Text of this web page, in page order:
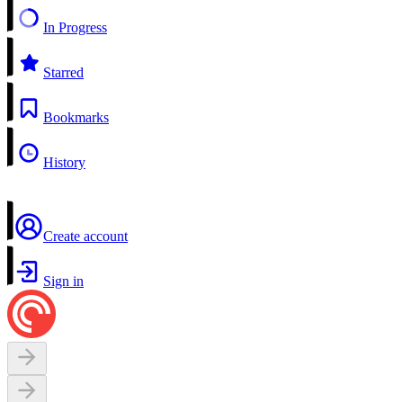
In Progress
Starred
Bookmarks
History
Create account
Sign in